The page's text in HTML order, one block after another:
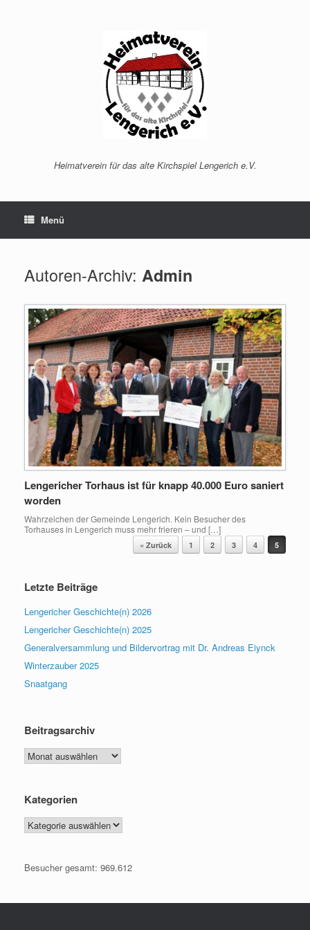
Heimatverein für das alte Kirchspiel Lengerich e.V.
Menü
Autoren-Archiv: Admin
Lengericher Torhaus ist für knapp 40.000 Euro saniert
worden
Wahrzeichen der Gemeinde Lengerich. Kein Besucher des
Torhauses in Lengerich muss mehr frieren – und […]
« Zurück 1 2 3 4 5
Letzte Beiträge
Lengericher Geschichte(n) 2026
Lengericher Geschichte(n) 2025
Generalversammlung und Bildervortrag mit Dr. Andreas Eiynck
Winterzauber 2025
Snaatgang
Beitragsarchiv
Beitragsarchiv
Kategorien
Kategorien
Besucher gesamt: 969.612